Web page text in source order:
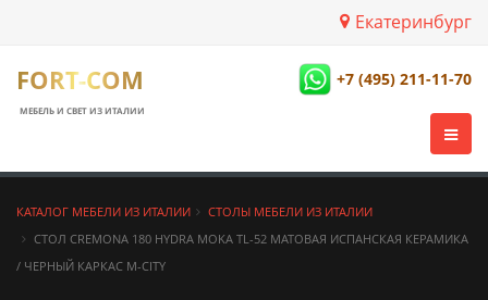
Екатеринбург
FORT-COM
МЕБЕЛЬ И СВЕТ ИЗ ИТАЛИИ
+7 (495) 211-11-70
КАТАЛОГ МЕБЕЛИ ИЗ ИТАЛИИ
СТОЛЫ МЕБЕЛИ ИЗ ИТАЛИИ
СТОЛ CREMONA 180 HYDRA MOKA TL-52 МАТОВАЯ ИСПАНСКАЯ КЕРАМИКА
/ ЧЕРНЫЙ КАРКАС М-CITY